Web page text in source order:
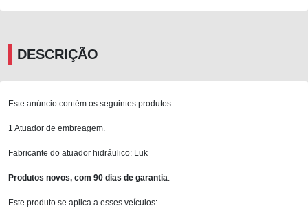
DESCRIÇÃO
Este anúncio contém os seguintes produtos:
1 Atuador de embreagem.
Fabricante do atuador hidráulico: Luk
Produtos novos, com 90 dias de garantia
Este produto se aplica a esses veículos: